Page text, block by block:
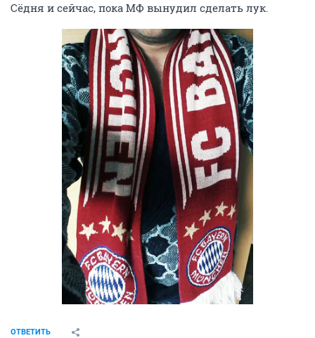
Сёдня и сейчас, пока МФ вынудил сделать лук.
ОТВЕТИТЬ